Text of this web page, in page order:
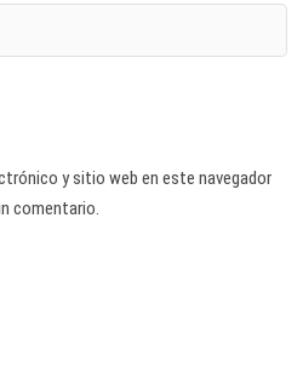
y sitio web en este navegador
comentario.